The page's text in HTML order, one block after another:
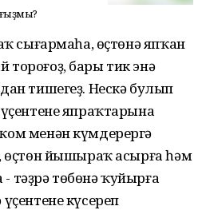
сығармаһа, өҫтөнә япҡан
бары тик энә
тишегеҙ. Нескә булып
япраҡтарына
менән күмдерергә
өҫтөн йышыраҡ асырға һәм
төбөнә ҡуйырға
күсереп